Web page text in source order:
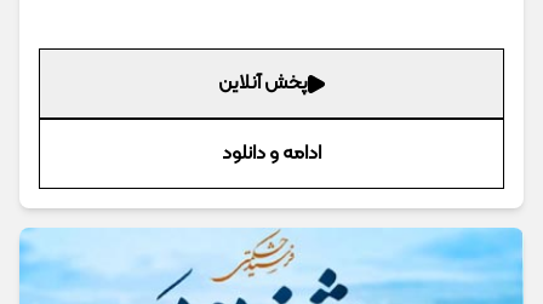
پخش آنلاین
ادامه و دانلود